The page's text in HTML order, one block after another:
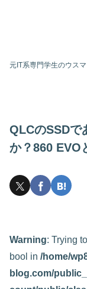
元IT系専門学生のウス
QLCのSSDで
か？860 EVO
Warning: Trying
bool in /home/
blog.com/